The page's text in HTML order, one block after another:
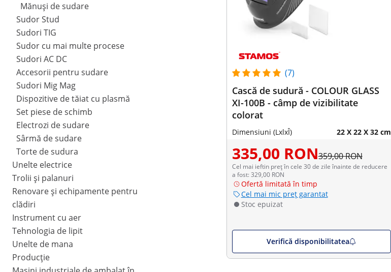
Mănuși de sudare
Sudor Stud
Sudori TIG
Sudor cu mai multe procese
Sudori AC DC
Accesorii pentru sudare
Sudori Mig Mag
Dispozitive de tăiat cu plasmă
Set piese de schimb
Electrozi de sudare
Sârmă de sudare
Torte de sudura
Unelte electrice
Trolii și palanuri
Renovare și echipamente pentru
clădiri
Instrument cu aer
Tehnologia de lipit
Unelte de mana
Producție
(7)
Cască de sudură - COLOUR GLASS
XI-100B - câmp de vizibilitate
colorat
Dimensiuni (LxlxÎ) 22 X 22 X 32 cm
335,00 RON359,00 RON
Cel mai ieftin preț în cele 30 de zile înainte de reducere
a fost: 329,00 RON
Ofertă limitată în timp
Cel mai mic preț garantat
Stoc epuizat
Verifică disponibilitatea